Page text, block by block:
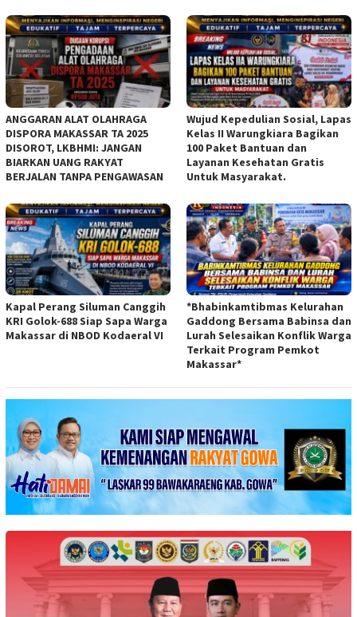
ANGGARAN ALAT OLAHRAGA
DISPORA MAKASSAR TA 2025
DISOROT, LKBHMI: JANGAN
BIARKAN UANG RAKYAT
BERJALAN TANPA PENGAWASAN
Wujud Kepedulian Sosial, Lapas
Kelas II Warungkiara Bagikan
100 Paket Bantuan dan
Layanan Kesehatan Gratis
Untuk Masyarakat.
Kapal Perang Siluman Canggih
KRI Golok-688 Siap Sapa Warga
Makassar di NBOD Kodaeral VI
*Bhabinkamtibmas Kelurahan
Gaddong Bersama Babinsa dan
Lurah Selesaikan Konflik Warga
Terkait Program Pemkot
Makassar*